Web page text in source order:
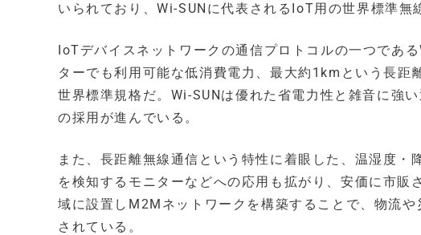
いられており、Wi-SUNに代表されるIoT用の世界標準無
IoTデバイスネットワークの通信プロトコルの一つであ
ターでも利用可能な低消費電力、最大約1kmという長
世界標準規格だ。Wi-SUNは優れた省電力性と雑音に強
の採用が進んでいる。
また、長距離無線通信という特性に着眼した、温湿度
を検知するモニターなどへの応用も拡がり、安価に市
域に設置しM2Mネットワークを構築することで、物流
されている。